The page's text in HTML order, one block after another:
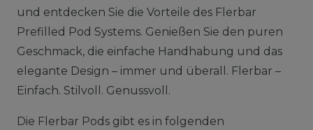
und entdecken Sie die Vorteile des Flerbar
Prefilled Pod Systems. Genießen Sie den puren
Geschmack, die einfache Handhabung und das
elegante Design – immer und überall. Flerbar –
Einfach. Stilvoll. Genussvoll.
Die Flerbar Pods gibt es in folgenden